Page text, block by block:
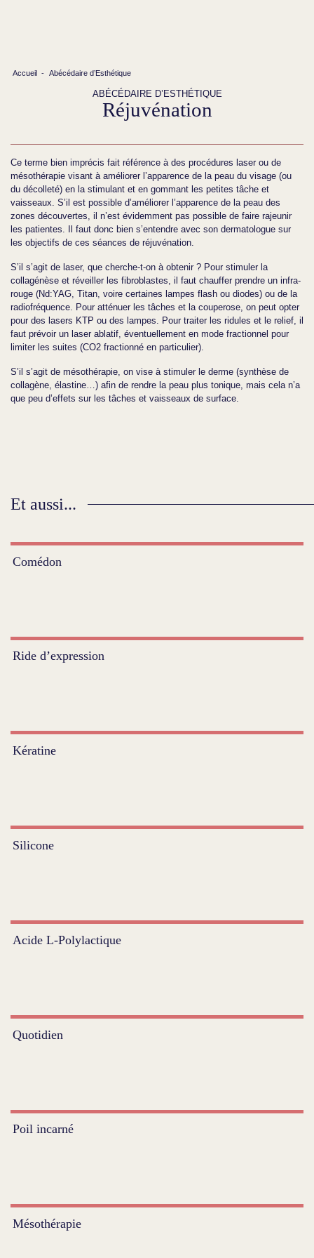
Accueil - Abécédaire d’Esthétique
ABÉCÉDAIRE D’ESTHÉTIQUE
Réjuvénation
Ce terme bien imprécis fait référence à des procédures laser ou de
mésothérapie visant à améliorer l’apparence de la peau du visage (ou
du décolleté) en la stimulant et en gommant les petites tâche et
vaisseaux. S’il est possible d’améliorer l’apparence de la peau des
zones découvertes, il n’est évidemment pas possible de faire rajeunir
les patientes. Il faut donc bien s’entendre avec son dermatologue sur
les objectifs de ces séances de réjuvénation.
S’il s’agit de laser, que cherche-t-on à obtenir ? Pour stimuler la
collagénèse et réveiller les fibroblastes, il faut chauffer prendre un infra-
rouge (Nd:YAG, Titan, voire certaines lampes flash ou diodes) ou de la
radiofréquence. Pour atténuer les tâches et la couperose, on peut opter
pour des lasers KTP ou des lampes. Pour traiter les ridules et le relief, il
faut prévoir un laser ablatif, éventuellement en mode fractionnel pour
limiter les suites (CO2 fractionné en particulier).
S’il s’agit de mésothérapie, on vise à stimuler le derme (synthèse de
collagène, élastine…) afin de rendre la peau plus tonique, mais cela n’a
que peu d’effets sur les tâches et vaisseaux de surface.
Et aussi...
Comédon
Ride d’expression
Kératine
Silicone
Acide L-Polylactique
Quotidien
Poil incarné
Mésothérapie